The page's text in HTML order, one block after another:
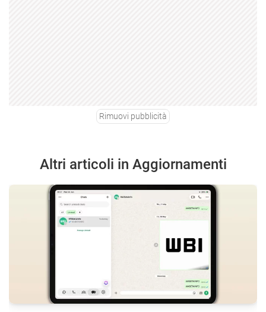
Rimuovi pubblicità
Altri articoli in Aggiornamenti